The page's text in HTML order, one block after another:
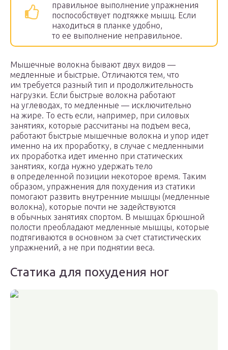
правильное выполнение упражнения
поспособствует подтяжке мышц. Если
находиться в планке удобно,
то ее выполнение неправильное.
Мышечные волокна бывают двух видов —
медленные и быстрые. Отличаются тем, что
им требуется разный тип и продолжительность
нагрузки. Если быстрые волокна работают
на углеводах, то медленные — исключительно
на жире. То есть если, например, при силовых
занятиях, которые рассчитаны на подъем веса,
работают быстрые мышечные волокна и упор идет
именно на их проработку, в случае с медленными
их проработка идет именно при статических
занятиях, когда нужно удержать тело
в определенной позиции некоторое время. Таким
образом, упражнения для похудения из статики
помогают развить внутренние мышцы (медленные
волокна), которые почти не задействуются
в обычных занятиях спортом. В мышцах брюшной
полости преобладают медленные мышцы, которые
подтягиваются в основном за счет статистических
упражнений, а не при поднятии веса.
Статика для похудения ног